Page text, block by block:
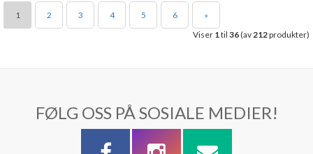
1 2 3 4 5 6
»
Viser 1til 36(av212produkter)
FØLG OSS PÅ SOSIALE MEDIER!